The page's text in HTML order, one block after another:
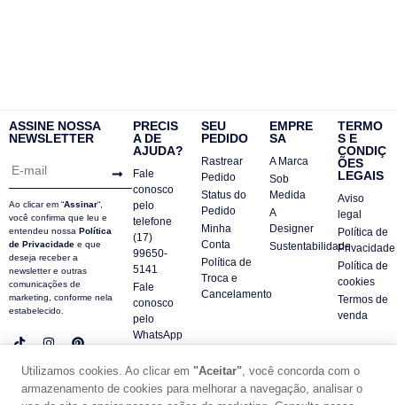
ASSINE NOSSA
NEWSLETTER
Ao clicar em “Assinar“,
você confirma que leu e
entendeu nossa Política
de Privacidade e que
deseja receber a
newsletter e outras
comunicações de
marketing, conforme nela
estabelecido.
PRECIS
A DE
AJUDA?
Fale
conosco
pelo
telefone
(17)
99650-
5141
Fale
conosco
pelo
WhatsApp
FAQ
SEU
PEDIDO
Rastrear
Pedido
Status do
Pedido
Minha
Conta
Política de
Troca e
Cancelamento
EMPRE
SA
A Marca
Sob
Medida
A
Designer
Sustentabilidade
TERMO
S E
CONDIÇ
ÕES
LEGAIS
Aviso
legal
Política de
Privacidade
Política de
cookies
Termos de
venda
Utilizamos cookies. Ao clicar em "Aceitar", você concorda com o
armazenamento de cookies para melhorar a navegação, analisar o